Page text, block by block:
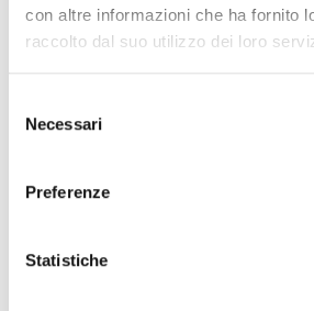
con altre informazioni che ha fornito
raccolto dal suo utilizzo dei loro
delNecessari
Preferenze
Statistiche